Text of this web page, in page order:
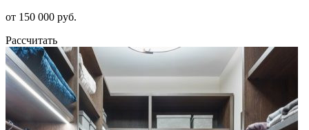
от 150 000 руб.
Рассчитать